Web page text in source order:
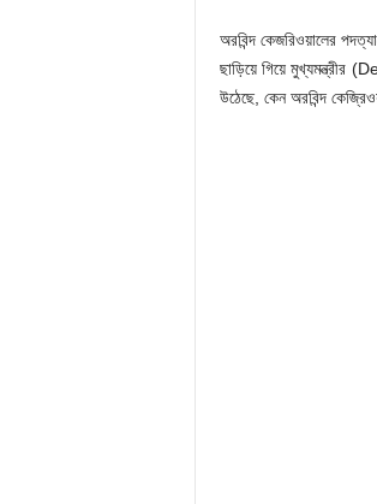
অরবিন্দ কেজরিওয়ালের
ছাড়িয়ে গিয়ে মুখ্যমন্ত্রীর
উঠেছে, কেন অরবিন্দ